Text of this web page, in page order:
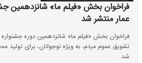
فراخوان بخش «فیلم ما» شانزدهمین
عمار منتشر شد
فراخوان بخش «فیلم ما» شانزدهمین دوره
تشویق عموم مردم، به ویژه نوجوانان، برای تولید
شد.